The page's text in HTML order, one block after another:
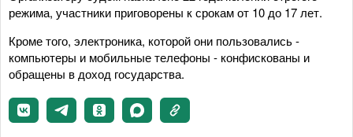
режима, участники приговорены к срокам от 10 до 17 лет.
Кроме того, электроника, которой они пользовались -
компьютеры и мобильные телефоны - конфискованы и
обращены в доход государства.